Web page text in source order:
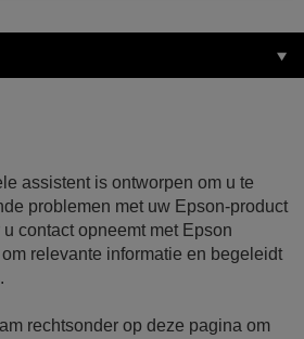
assistent is ontworpen om u te
problemen met uw Epson-product
contact opneemt met Epson
relevante informatie en begeleidt
rechtsonder op deze pagina om